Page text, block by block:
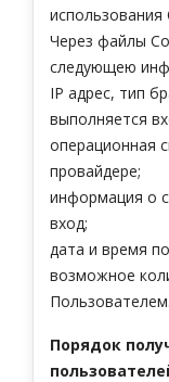
Через файлы
следующею
IP адрес, тип
выполняется
операционная
провайдере;
информация о
вход;
дата и время
возможное
Пользователем.
Порядок